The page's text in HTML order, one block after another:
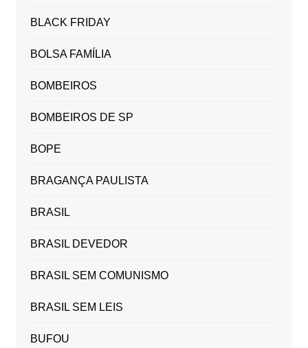
BLACK FRIDAY
BOLSA FAMÍLIA
BOMBEIROS
BOMBEIROS DE SP
BOPE
BRAGANÇA PAULISTA
BRASIL
BRASIL DEVEDOR
BRASIL SEM COMUNISMO
BRASIL SEM LEIS
BUFOU